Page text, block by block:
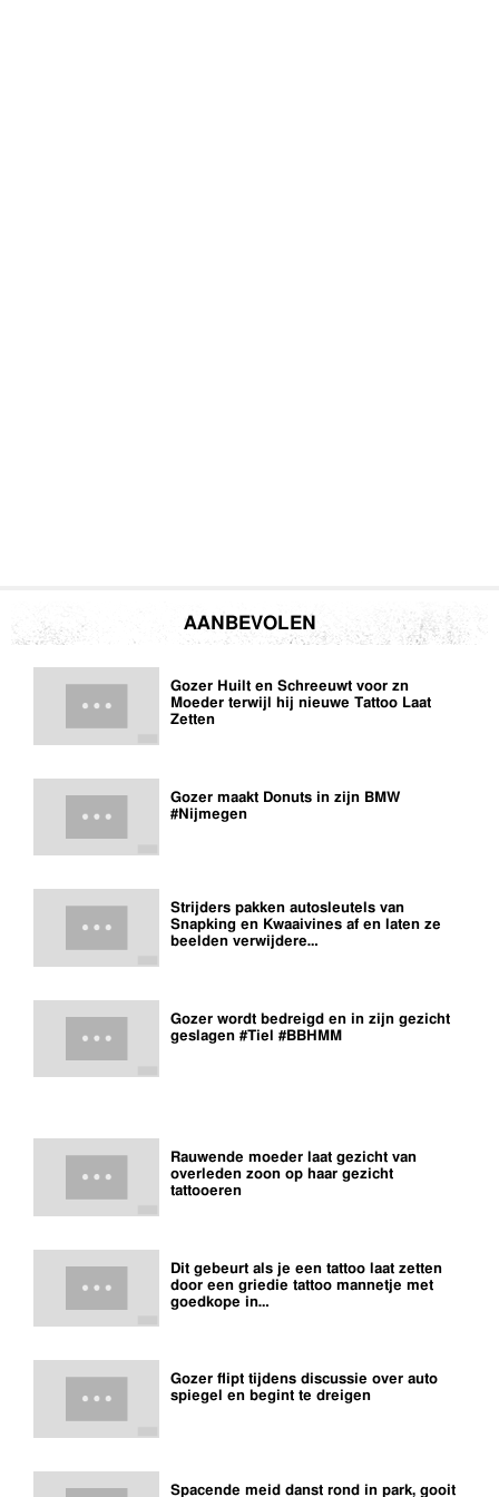
AANBEVOLEN
Gozer Huilt en Schreeuwt voor zn
Moeder terwijl hij nieuwe Tattoo Laat
Zetten
Gozer maakt Donuts in zijn BMW
#Nijmegen
Strijders pakken autosleutels van
Snapking en Kwaaivines af en laten ze
beelden verwijdere…
Gozer wordt bedreigd en in zijn gezicht
geslagen #Tiel #BBHMM
Rauwende moeder laat gezicht van
overleden zoon op haar gezicht
tattooeren
Dit gebeurt als je een tattoo laat zetten
door een griedie tattoo mannetje met
goedkope in…
Gozer flipt tijdens discussie over auto
spiegel en begint te dreigen
Spacende meid danst rond in park, gooit